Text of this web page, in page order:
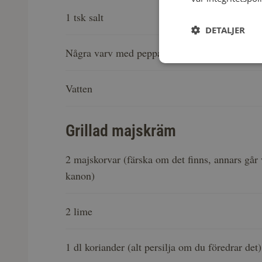
1 tsk salt
Några varv med pepparkvarnen
Vatten
Grillad majskräm
2 majskorvar (färska om det finns, annars
kanon)
2 lime
1 dl koriander (alt persilja om du föredrar det)
DETALJER